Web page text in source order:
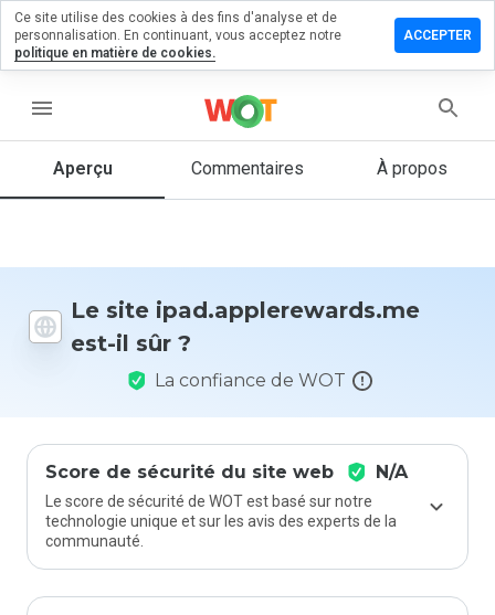
menu
Aperçu Commentaires À propos
Le site ipad.applerewards.me
est-il sûr ?
La confiance de WOT
Score de sécurité du site web N/A
Le score de sécurité de WOT est basé sur notre
technologie unique et sur les avis des experts de la
communauté.
sur
Quelle
donneriez-
Ce site utilise des cookies à des fins d'analyse et de
personnalisation. En continuant, vous acceptez notre
politique en matière de cookies.
ACCEPTER